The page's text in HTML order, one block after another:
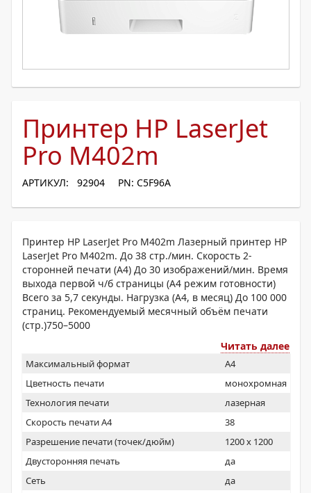
Принтер HP LaserJet
Pro M402m
АРТИКУЛ: 92904 PN: C5F96A
Принтер HP LaserJet Pro M402m Лазерный принтер HP
LaserJet Pro M402m. До 38 стр./мин. Скорость 2-
сторонней печати (A4) До 30 изображений/мин. Время
выхода первой ч/б страницы (A4 режим готовности)
Всего за 5,7 секунды. Нагрузка (А4, в месяц) До 100 000
страниц. Рекомендуемый месячный объём печати
(стр.)750–5000
Читать далее
Максимальный формат
A4
Цветность печати
монохромная
Технология печати
лазерная
Скорость печати А4
38
Разрешение печати (точек/дюйм)
1200 x 1200
Двусторонняя печать
да
Сеть
да